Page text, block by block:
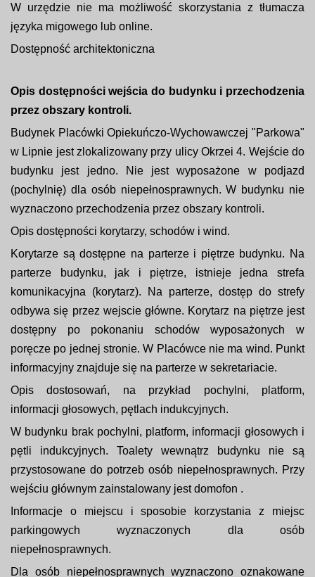
W urzędzie nie ma możliwość skorzystania z tłumacza
języka migowego lub online.
Dostępność architektoniczna
Opis dostępności wejścia do budynku i przechodzenia
przez obszary kontroli.
Budynek Placówki Opiekuńczo-Wychowawczej "Parkowa"
w Lipnie jest zlokalizowany przy ulicy Okrzei 4. Wejście do
budynku jest jedno. Nie jest wyposażone w podjazd
(pochylnię) dla osób niepełnosprawnych. W budynku nie
wyznaczono przechodzenia przez obszary kontroli.
Opis dostępności korytarzy, schodów i wind.
Korytarze są dostępne na parterze i piętrze budynku. Na
parterze budynku, jak i piętrze, istnieje jedna strefa
komunikacyjna (korytarz). Na parterze, dostęp do strefy
odbywa się przez wejscie główne. Korytarz na piętrze jest
dostępny po pokonaniu schodów wyposażonych w
poręcze po jednej stronie. W Placówce nie ma wind. Punkt
informacyjny znajduje się na parterze w sekretariacie.
Opis dostosowań, na przykład pochylni, platform,
informacji głosowych, pętlach indukcyjnych.
W budynku brak pochylni, platform, informacji głosowych i
pętli indukcyjnych. Toalety wewnątrz budynku nie są
przystosowane do potrzeb osób niepełnosprawnych. Przy
wejściu głównym zainstalowany jest domofon .
Informacje o miejscu i sposobie korzystania z miejsc
parkingowych wyznaczonych dla osób
niepełnosprawnych.
Dla osób niepełnosprawnych wyznaczono oznakowane